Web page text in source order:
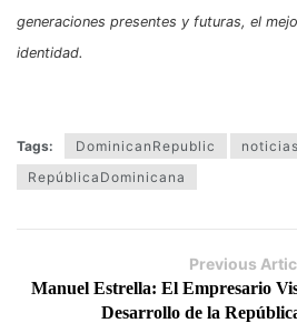
generaciones presentes y futuras, el
identidad.
Tags: DominicanRepublic
RepúblicaDominicana
Previous
Manuel Estrella: El Empresario
Desarrollo de la